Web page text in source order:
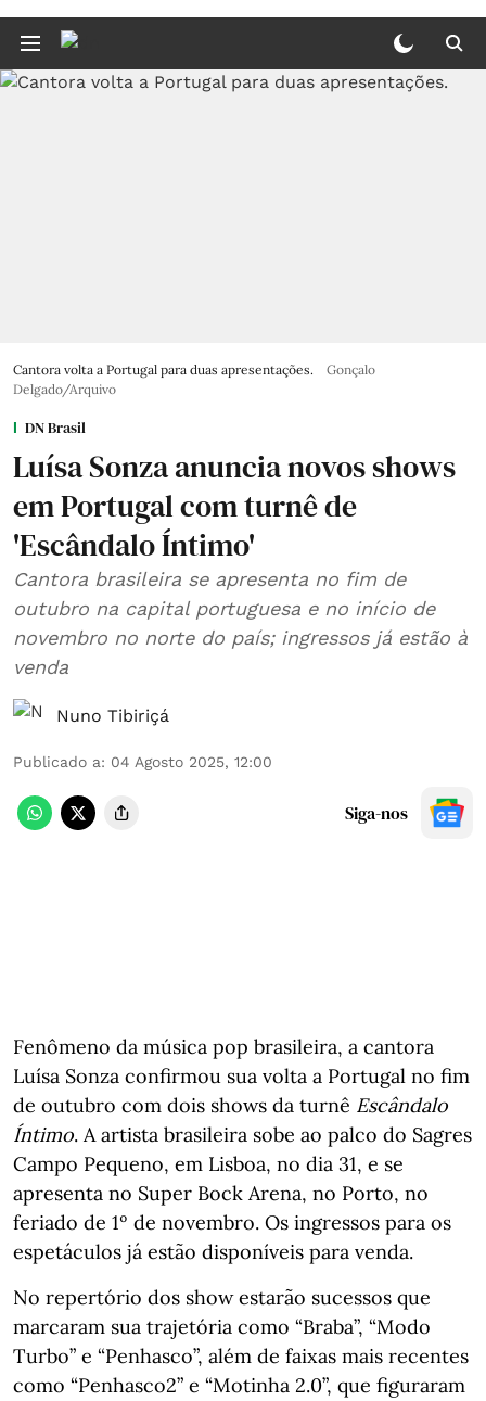
Cantora volta a Portugal para duas apresentações.
Gonçalo
Delgado/Arquivo
DN Brasil
Luísa Sonza anuncia novos shows
em Portugal com turnê de
'Escândalo Íntimo'
Cantora brasileira se apresenta no fim de
outubro na capital portuguesa e no início de
novembro no norte do país; ingressos já estão à
venda
Nuno Tibiriçá
Publicado a: 04 Agosto 2025, 12:00
Siga-nos
Fenômeno da música pop brasileira, a cantora
Luísa Sonza confirmou sua volta a Portugal no fim
de outubro com dois shows da turnê Escândalo
Íntimo. A artista brasileira sobe ao palco do Sagres
Campo Pequeno, em Lisboa, no dia 31, e se
apresenta no Super Bock Arena, no Porto, no
feriado de 1º de novembro. Os ingressos para os
espetáculos já estão disponíveis para venda.
No repertório dos show estarão sucessos que
marcaram sua trajetória como “Braba”, “Modo
Turbo” e “Penhasco”, além de faixas mais recentes
como “Penhasco2” e “Motinha 2.0”, que figuraram